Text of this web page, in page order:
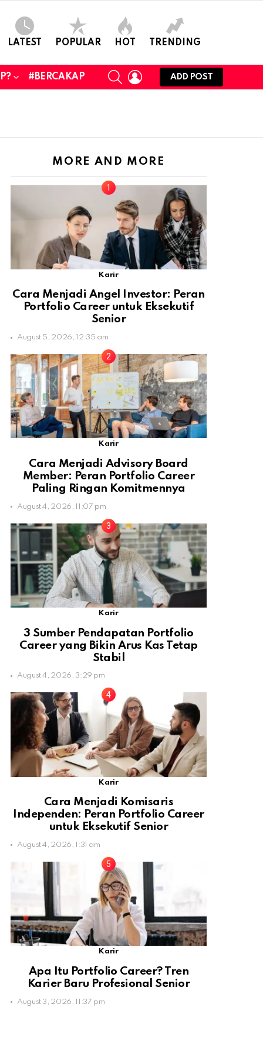
LATEST POPULAR HOT TRENDING
#BERCAKAP
SEARCHLOGIN
ADD POST
MORE AND MORE
Karir
Cara Menjadi Angel Investor: Peran
Portfolio Career untuk Eksekutif
Senior
August 5, 2026, 12:35 am
Karir
Cara Menjadi Advisory Board
Member: Peran Portfolio Career
Paling Ringan Komitmennya
August 4, 2026, 11:07 pm
Karir
3 Sumber Pendapatan Portfolio
Career yang Bikin Arus Kas Tetap
Stabil
August 4, 2026, 3:29 pm
Karir
Cara Menjadi Komisaris
Independen: Peran Portfolio Career
untuk Eksekutif Senior
August 4, 2026, 1:31 am
Karir
Apa Itu Portfolio Career? Tren
Karier Baru Profesional Senior
August 3, 2026, 11:37 pm